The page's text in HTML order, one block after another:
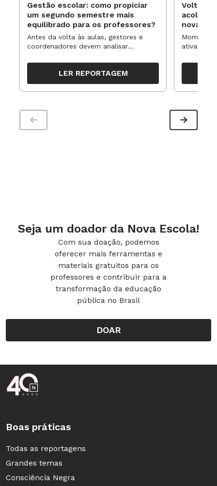
Gestão escolar: como propiciar
um segundo semestre mais
equilibrado para os professores?
Antes da volta às aulas, gestores e
coordenadores devem analisar
organizar ações para orientar o
trabalho pedagógico ao longo do
período
LER REPORTAGEM
Volta às
novas
ativa
propostas
Seja um doador da Nova Escola!
Com sua doação, podemos
oferecer mais ferramentas e
materiais gratuitos para os
professores e contribuir para a
transformação da educação
pública no Brasil
DOAR
Rodapé da Nova Escola
Boas práticas
Todas as reportagens
Grandes temas
Consciência Negra